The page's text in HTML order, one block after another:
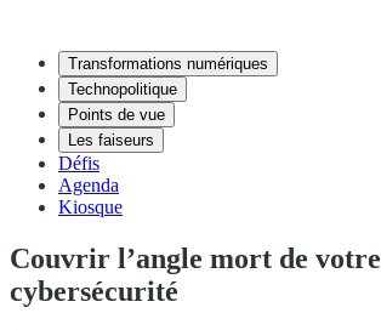
Transformations numériques
Technopolitique
Points de vue
Les faiseurs
Défis
Agenda
Kiosque
Couvrir l’angle mort de votre
cybersécurité